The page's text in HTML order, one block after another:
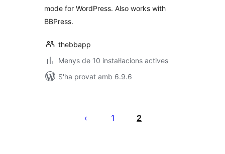
mode for WordPress. Also works with
BBPress.
thebbapp
Menys de 10 instal·lacions actives
S'ha provat amb 6.9.6
1 2